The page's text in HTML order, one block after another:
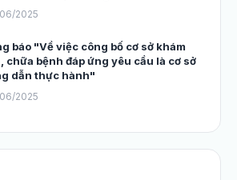
2025
báo "Về việc công bố cơ sở khám
chữa bệnh đáp ứng yêu cầu là cơ sở
dẫn thực hành"
2025